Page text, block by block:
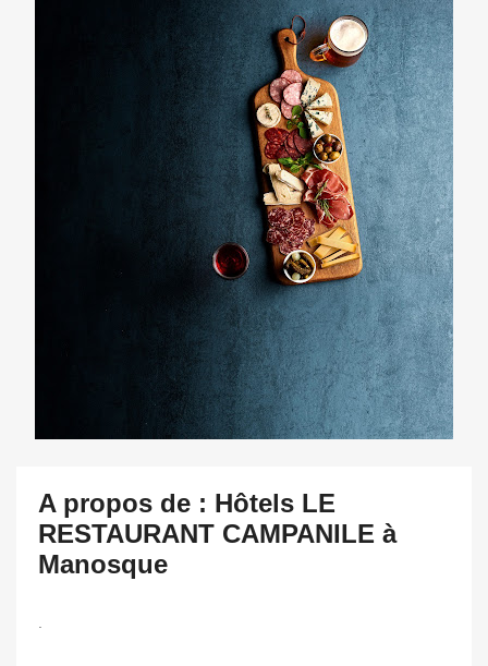
A propos de : Hôtels LE
RESTAURANT CAMPANILE à
Manosque